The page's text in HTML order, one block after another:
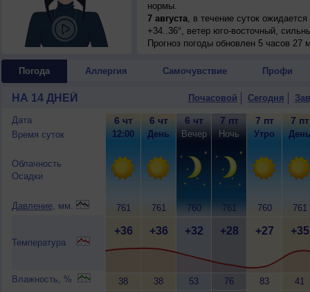
нормы.
7 августа, в течение суток
+34..36°, ветер юго-восточный,
Прогноз погоды обновлен 5 часов 27
Погода Аллергия Самочувствие Профи
НА 14 ДНЕЙ Почасовой Сегодня
Дата
Время суток
Облачность
Осадки
Давление, мм.
Температура
Влажность, %
6 чт
12:00
761
+36
38
6 чт
День
761
+36
38
6 чт
Вечер
760
+32
53
7 пт
Ночь
761
+28
76
7 пт
Утро
760
+27
83
7 пт
День
761
+35
41